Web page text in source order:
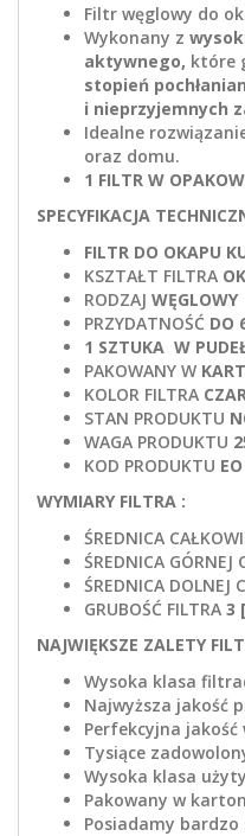
Filtr węglowy do
Wykonany z
aktywnego, które
stopień
i nieprzyjemnych
Idealne
oraz domu.
1 FILTR W
SPECYFIKACJA
FILTR DO OKAPU
KSZTAŁT FILTRA
RODZAJ WĘGLOWY
PRZYDATNOŚĆ DO
1 SZTUKA W
PAKOWANY W
KOLOR FILTRA
STAN PRODUKTU
WAGA PRODUKTU
KOD PRODUKTU
WYMIARY FILTRA :
ŚREDNICA
ŚREDNICA GÓRNEJ
ŚREDNICA DOLNEJ
GRUBOŚĆ FILTRA 3
NAJWIĘKSZE ZALETY
Wysoka klasa
Najwyższa jakość
Perfekcyjna jakość
Tysiące
Wysoka klasa
Pakowany w
Posiadamy